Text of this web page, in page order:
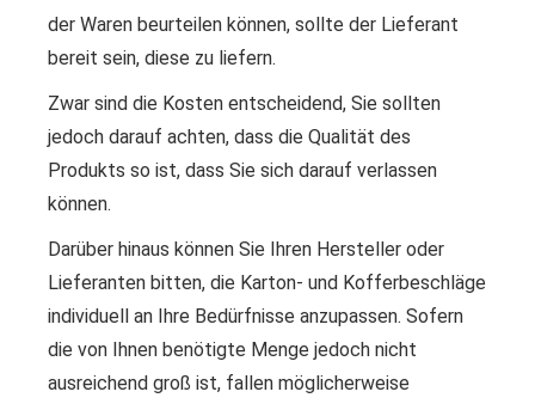
der Waren beurteilen können, sollte der Lieferant
bereit sein, diese zu liefern.
Zwar sind die Kosten entscheidend, Sie sollten
jedoch darauf achten, dass die Qualität des
Produkts so ist, dass Sie sich darauf verlassen
können.
Darüber hinaus können Sie Ihren Hersteller oder
Lieferanten bitten, die Karton- und Kofferbeschläge
individuell an Ihre Bedürfnisse anzupassen. Sofern
die von Ihnen benötigte Menge jedoch nicht
ausreichend groß ist, fallen möglicherweise